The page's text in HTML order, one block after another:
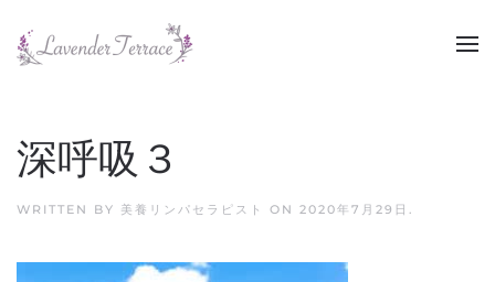
Skip to main content
深呼吸３
WRITTEN BY 美養リンパセラピスト ON 2020年7月29日 .